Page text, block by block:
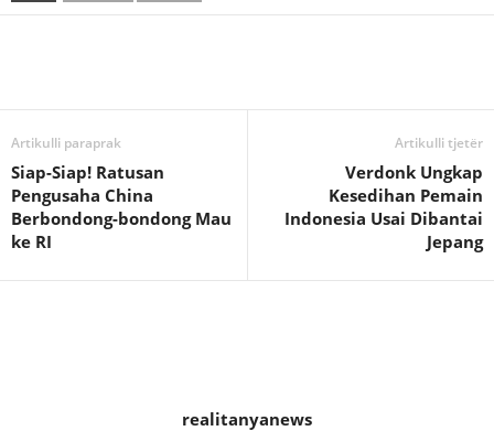
Artikulli paraprak
Siap-Siap! Ratusan
Pengusaha China
Berbondong-bondong Mau
ke RI
Artikulli tjetër
Verdonk Ungkap
Kesedihan Pemain
Indonesia Usai Dibantai
Jepang
realitanyanews